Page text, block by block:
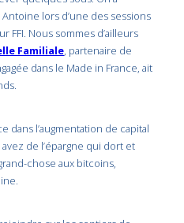
lors d’une des sessions
Nous sommes d’ailleurs
Familiale, partenaire de
dans le Made in France, ait
dans l’augmentation de capital
avez de l’épargne qui dort et
chose aux bitcoins,